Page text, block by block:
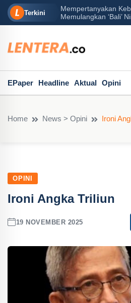
TerkiniMempertanyakan Kebijakan
Memulangkan ‘Bali’ Nine’
EPaper Headline Aktual Opini
Home News > Opini Ironi
OPINI
Ironi Angka Triliun
19 NOVEMBER 2025